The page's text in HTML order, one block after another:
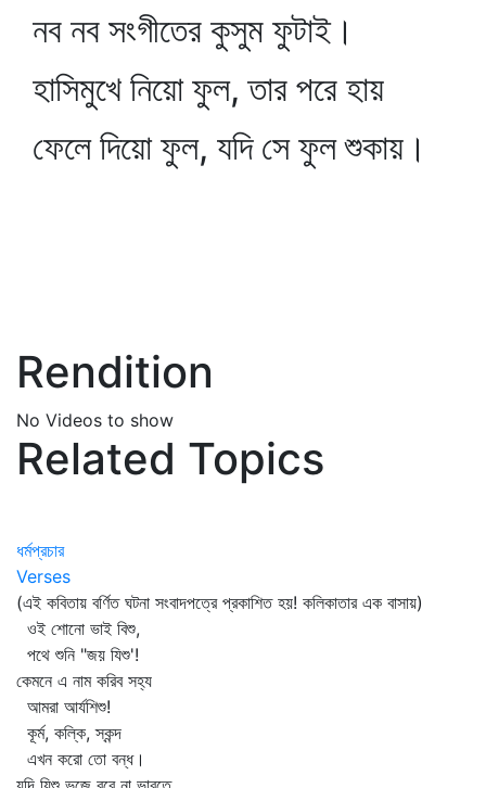
নব নব সংগীতের কুসুম ফুটাই।
হাসিমুখে নিয়ো ফুল, তার পরে হায়
ফেলে দিয়ো ফুল, যদি সে ফুল শুকায়।
Rendition
No Videos to show
Related Topics
ধর্মপ্রচার
Verses
(এই কবিতায় বর্ণিত ঘটনা সংবাদপত্রে প্রকাশিত হয়! কলিকাতার এক বাসায়)
ওই শোনো ভাই বিশু,
পথে শুনি "জয় যিশু'!
কেমনে এ নাম করিব সহ্য
আমরা আর্যশিশু!
কূর্ম, কল্কি, স্কন্দ
এখন করো তো বন্ধ।